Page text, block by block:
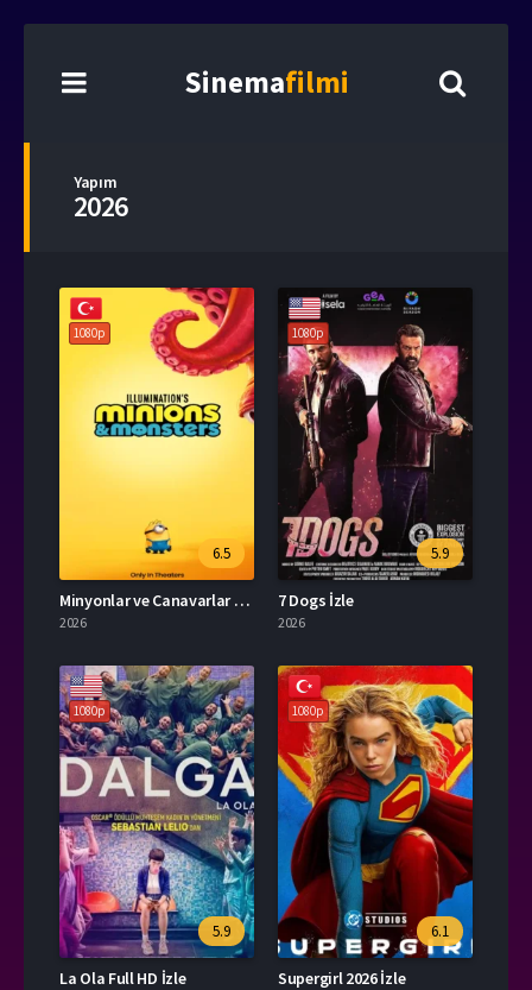
Sinemafilmi
Yapım
2026
1080p
6.5
Minyonlar ve Canavarlar Full HD İzle
2026
1080p
5.9
7 Dogs İzle
2026
1080p
5.9
La Ola Full HD İzle
1080p
6.1
Supergirl 2026 İzle